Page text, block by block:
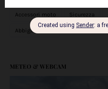
Accessori moto Sicurezza
Abbigliamento
METEO & WEBCAM